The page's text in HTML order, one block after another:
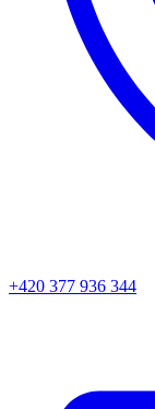
+420 377 936 344